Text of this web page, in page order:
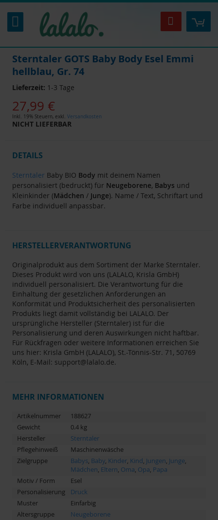
Inhalt
springen
Suche
Sterntaler GOTS Baby Body Esel Emmi
hellblau, Gr. 74
Lieferzeit: 1-3 Tage
27,99 €
Inkl. 19% Steuern, exkl. Versandkosten
NICHT LIEFERBAR
DETAILS
Sterntaler Baby BIO Body mit deinem Namen
personalisiert (bedruckt) für Neugeborene, Babys und
Kleinkinder (Mädchen / Junge). Name / Text, Schriftart und
Farbe individuell anpassbar.
HERSTELLERVERANTWORTUNG
Originalprodukt aus dem Sortiment der Marke Sterntaler.
Dieses Produkt wird von uns (LALALO, Krisla GmbH)
individuell personalisiert. Die Verantwortung für die
Einhaltung der gesetzlichen Anforderungen an
Konformität und Produktsicherheit des personalisierten
Produkts liegt damit vollständig bei LALALO. Der
ursprüngliche Hersteller (Sterntaler) ist für die
Personalisierung und deren Auswirkungen nicht haftbar.
Für Rückfragen oder weitere Informationen erreichen Sie
uns hier: Krisla GmbH (LALALO), St.-Tönnis-Str. 71, 50769
Köln, E-Mail: support@lalalo.de.
MEHR INFORMATIONEN
Artikelnummer
188627
Gewicht
0.4 kg
Hersteller
Sterntaler
Pflegehinweiß
Maschinenwäsche
Zielgruppe
Babys, Baby, Kinder, Kind, Jungen, Junge,
Mädchen, Eltern, Oma, Opa, Papa
Motiv / Form
Esel
Personalisierung
Druck
Muster
Einfarbig
Altersgruppe
Neugeborene